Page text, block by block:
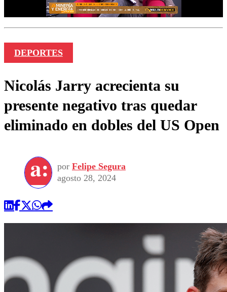
DEPORTES
Nicolás Jarry acrecienta su
presente negativo tras quedar
eliminado en dobles del US Open
por Felipe Segura
agosto 28, 2024